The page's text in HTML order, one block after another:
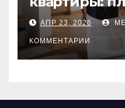
состояние
проверка
АПР 23, 2026
КОММЕНТАРИИ